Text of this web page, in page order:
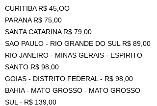
CURITIBA R$ 45,OO
PARANA R$ 75,00
SANTA CATARINA R$ 79,00
SAO PAULO - RIO GRANDE DO SUL R$ 89,00
RIO JANEIRO - MINAS GERAIS - ESPIRITO
SANTO R$ 98,00
GOIAS - DISTRITO FEDERAL - R$ 98,00
BAHIA - MATO GROSSO - MATO GROSSO
SUL - R$ 139,00